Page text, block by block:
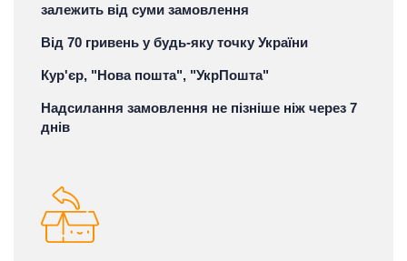
залежить від суми замовлення
Від 70 гривень у будь-яку точку України
Кур'єр, "Нова пошта", "УкрПошта"
Надсилання замовлення не пізніше ніж через 7
днів